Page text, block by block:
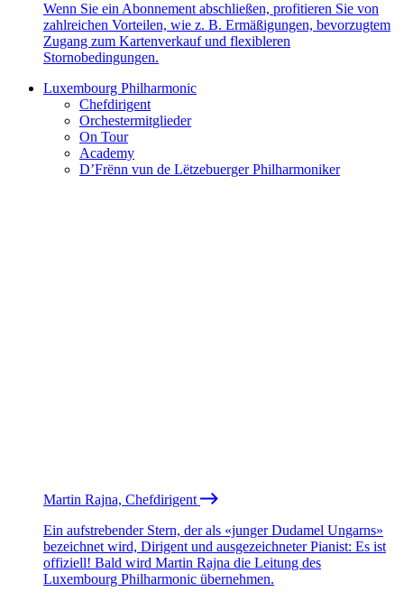
Wenn Sie ein Abonnement abschließen, profitieren Sie von
zahlreichen Vorteilen, wie z. B. Ermäßigungen, bevorzugtem
Zugang zum Kartenverkauf und flexibleren
Stornobedingungen.
Luxembourg Philharmonic
Chefdirigent
Orchestermitglieder
On Tour
Academy
D’Frënn vun de Lëtzebuerger Philharmoniker
Martin Rajna, Chefdirigent
Ein aufstrebender Stern, der als «junger Dudamel Ungarns»
bezeichnet wird, Dirigent und ausgezeichneter Pianist: Es ist
offiziell! Bald wird Martin Rajna die Leitung des
Luxembourg Philharmonic übernehmen.